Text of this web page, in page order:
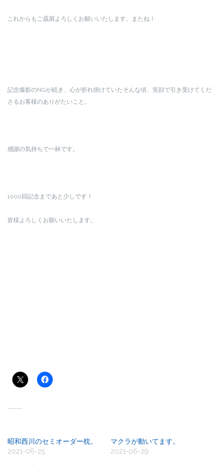
これからもご贔屓よろしくお願いいたします。またね！
記念撮影のNGが続き、心が折れ掛けていたそんな頃、笑顔で引き受けてくだ
さるお客様のありがたいこと。
感謝の気持ちで一杯です。
1000回記念まであと少しです！
皆様よろしくお願いいたします。
昭和西川のセミオーダー枕。
2021-06-25
マクラが動いてます。
2021-06-29